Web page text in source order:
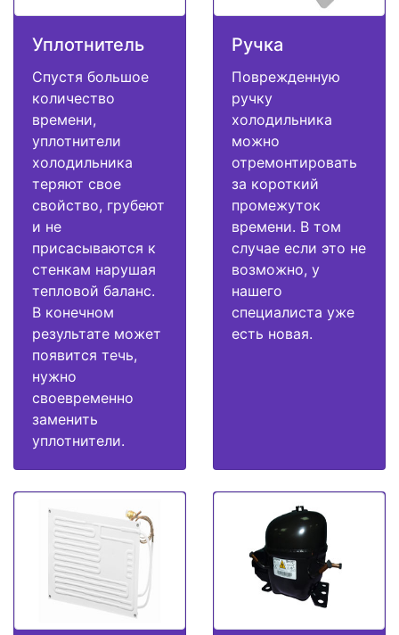
Уплотнитель
Спустя большое
количество
времени,
уплотнители
холодильника
теряют свое
свойство, грубеют
и не
присасываются к
стенкам нарушая
тепловой баланс.
В конечном
результате может
появится течь,
нужно
своевременно
заменить
уплотнители.
Ручка
Поврежденную
ручку
холодильника
можно
отремонтировать
за короткий
промежуток
времени. В том
случае если это не
возможно, у
нашего
специалиста уже
есть новая.